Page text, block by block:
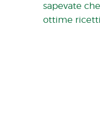
sapevate
ottime